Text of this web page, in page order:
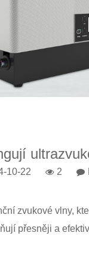
10-22 2
zvukové vlny,
přesněji a